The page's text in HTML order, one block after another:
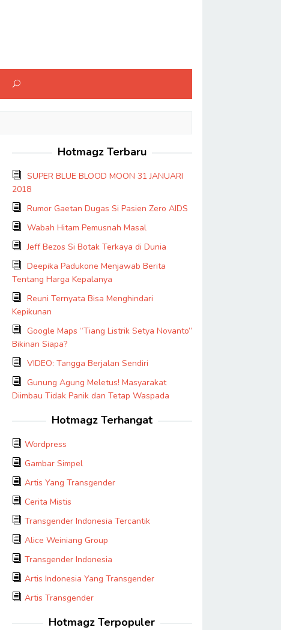
Hotmagz Terbaru
SUPER BLUE BLOOD MOON 31 JANUARI
2018
Rumor Gaetan Dugas Si Pasien Zero AIDS
Wabah Hitam Pemusnah Masal
Jeff Bezos Si Botak Terkaya di Dunia
Deepika Padukone Menjawab Berita
Tentang Harga Kepalanya
Reuni Ternyata Bisa Menghindari
Kepikunan
Google Maps “Tiang Listrik Setya Novanto”
Bikinan Siapa?
VIDEO: Tangga Berjalan Sendiri
Gunung Agung Meletus! Masyarakat
Diimbau Tidak Panik dan Tetap Waspada
Hotmagz Terhangat
Wordpress
Gambar Simpel
Artis Yang Transgender
Cerita Mistis
Transgender Indonesia Tercantik
Alice Weiniang Group
Transgender Indonesia
Artis Indonesia Yang Transgender
Artis Transgender
Hotmagz Terpopuler